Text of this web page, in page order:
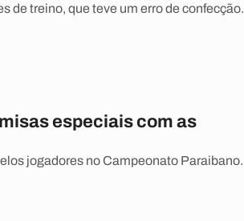
de treino, que teve um erro de confecção.
especiais com as
jogadores no Campeonato Paraibano.